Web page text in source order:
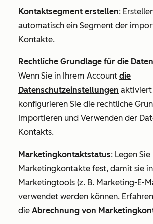
Kontaktsegment erstellen:
automatisch ein Segment der
Kontakte.
Rechtliche Grundlage für die
Wenn Sie in Ihrem Account die
Datenschutzeinstellungen aktiviert
konfigurieren Sie die rechtliche
Importieren und Verwenden der
Kontakts.
Marketingkontaktstatus: Legen
Marketingkontakte fest, damit sie in
Marketingtools (z. B. Marketing-E-
verwendet werden können.
die Abrechnung von